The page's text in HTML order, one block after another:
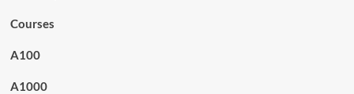
Courses
A100
A1000